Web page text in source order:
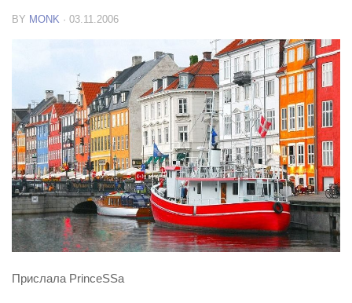
BY MONK · 03.11.2006
Прислала PrinceSSa